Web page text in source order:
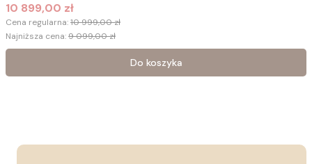
Cena promocyjna
10 899,00 zł
Cena regularna:10 999,00 zł
Najniższa cena:9 099,00 zł
Do koszyka